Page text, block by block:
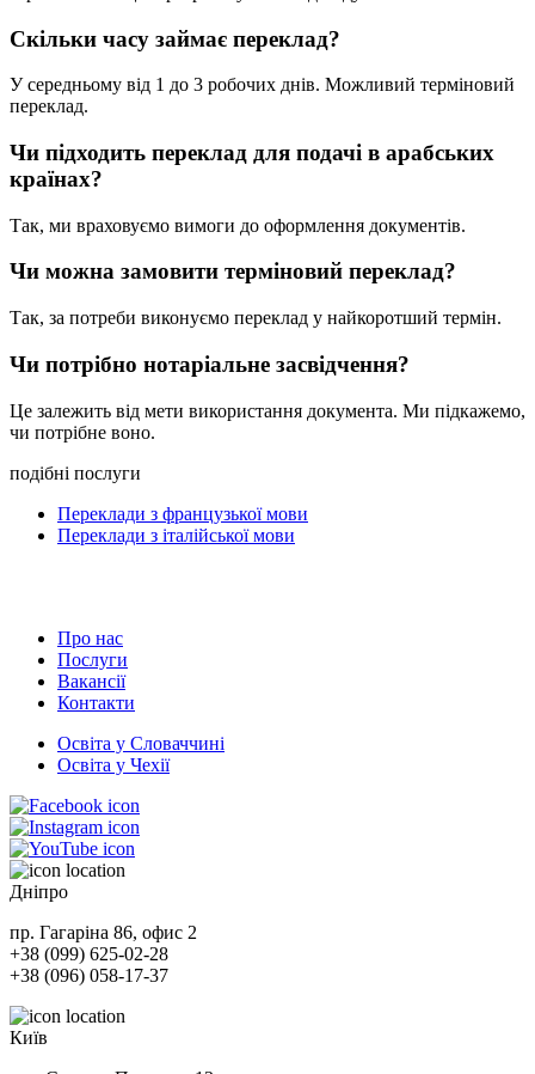
Скільки часу займає переклад?
У середньому від 1 до 3 робочих днів. Можливий терміновий
переклад.
Чи підходить переклад для подачі в арабських
країнах?
Так, ми враховуємо вимоги до оформлення документів.
Чи можна замовити терміновий переклад?
Так, за потреби виконуємо переклад у найкоротший термін.
Чи потрібно нотаріальне засвідчення?
Це залежить від мети використання документа. Ми підкажемо,
чи потрібне воно.
подібні послуги
Переклади з французької мови
Переклади з італійської мови
Про нас
Послуги
Вакансії
Контакти
Освіта у Словаччині
Освіта у Чехії
Дніпро
пр. Гагаріна 86, офис 2
+38 (099) 625-02-28
+38 (096) 058-17-37
Київ